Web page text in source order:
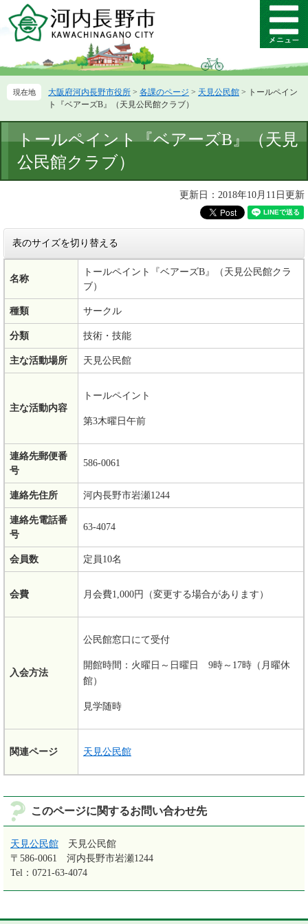
ー
先
ニ
を
て
メ
ニ
ー
大阪府河内長野市役所 > 各課のページ > 天見公民館 > トールペイン
ト『ベアーズB』（天見公民館クラブ）
文
トールペイント『ベアーズB』（天見
公民館クラブ）
更新日：2018年10月11日更新
表のサイズを切り替える
名称
トールペイント『ベアーズB』（天見公民館クラ
ブ）
種類 サークル
分類 技術・技能
主な活動場所 天見公民館
主な活動内容
トールペイント
第3木曜日午前
連絡先郵便番
号
586‐0061
連絡先住所 河内長野市岩瀬1244
連絡先電話番
号
63‐4074
会員数 定員10名
会費 月会費1,000円（変更する場合があります）
入会方法
公民館窓口にて受付
開館時間：火曜日～日曜日 9時～17時（月曜休
館）
見学随時
関連ページ 天見公民館
このページに関するお問い合わせ先
天見公民館
天見公民館
〒586-0061
河内長野市岩瀬1244
Tel：0721-63-4074